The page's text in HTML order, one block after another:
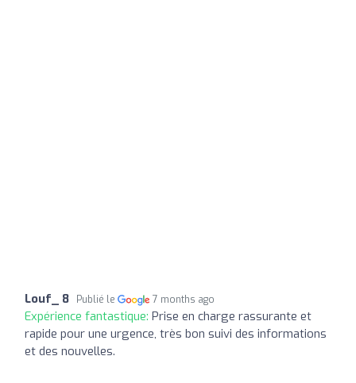
Louf_ 8 Publié le 7 months ago
Expérience fantastique: Prise en charge rassurante et
rapide pour une urgence, très bon suivi des informations
et des nouvelles.